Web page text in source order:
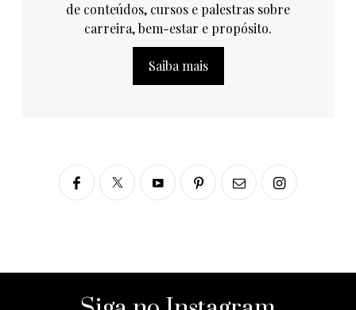
de conteúdos, cursos e palestras sobre
carreira, bem-estar e propósito.
Saiba mais